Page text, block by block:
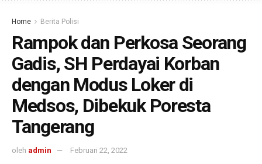
Home Berita Polisi
Rampok dan Perkosa Seorang
Gadis, SH Perdayai Korban
dengan Modus Loker di
Medsos, Dibekuk Poresta
Tangerang
oleh admin Februari 22, 2022